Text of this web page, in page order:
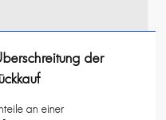
der
an einer